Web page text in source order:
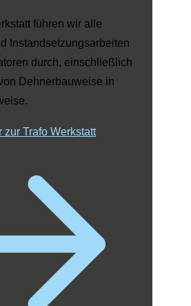
führen wir alle
Instandsetzungsarbeiten
durch, einschließlich
Dehnerbauweise in
zur Trafo Werkstatt